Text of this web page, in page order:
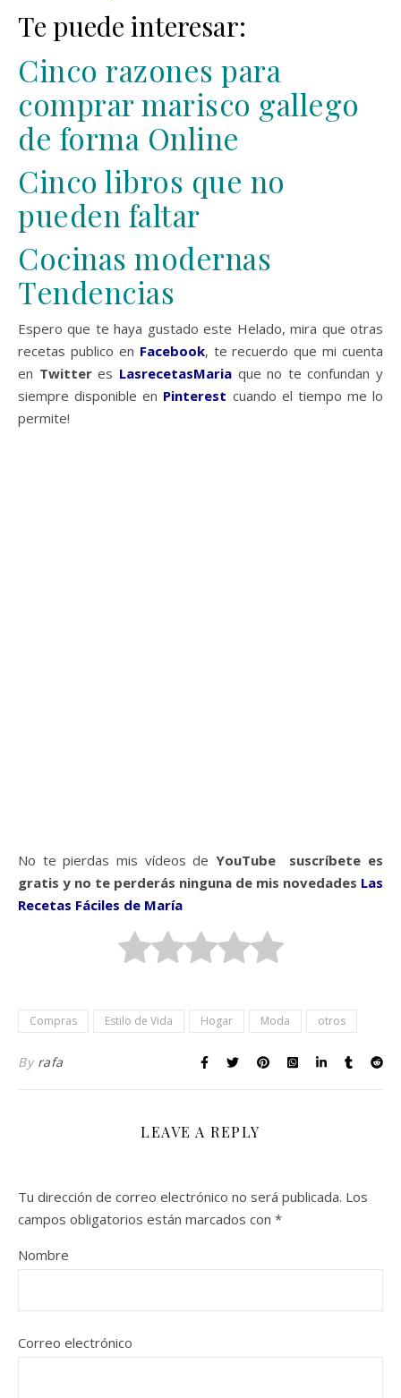
Te puede interesar:
Cinco razones para
comprar marisco gallego
de forma Online
Cinco libros que no
pueden faltar
Cocinas modernas
Tendencias
Espero que te haya gustado este Helado, mira que otras
recetas publico en Facebook, te recuerdo que mi cuenta
en Twitteres LasrecetasMariaque no te confundan y
siempre disponible en Pinterest cuando el tiempo me lo
permite!
No te pierdas mis vídeos de YouTube suscríbete es
gratis y no te perderás ninguna de mis novedades Las
Recetas Fáciles de María
Compras Estilo de Vida Hogar Moda otros
By rafa
LEAVE A REPLY
Tu dirección de correo electrónico no será publicada. Los
campos obligatorios están marcados con *
Nombre
Correo electrónico